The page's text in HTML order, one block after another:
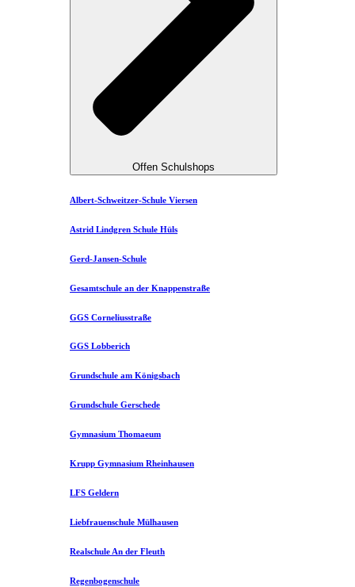
Offen Schulshops
Albert-Schweitzer-Schule Viersen
Astrid Lindgren Schule Hüls
Gerd-Jansen-Schule
Gesamtschule an der Knappenstraße
GGS Corneliusstraße
GGS Lobberich
Grundschule am Königsbach
Grundschule Gerschede
Gymnasium Thomaeum
Krupp Gymnasium Rheinhausen
LFS Geldern
Liebfrauenschule Mülhausen​
Realschule An der Fleuth
Regenbogenschule